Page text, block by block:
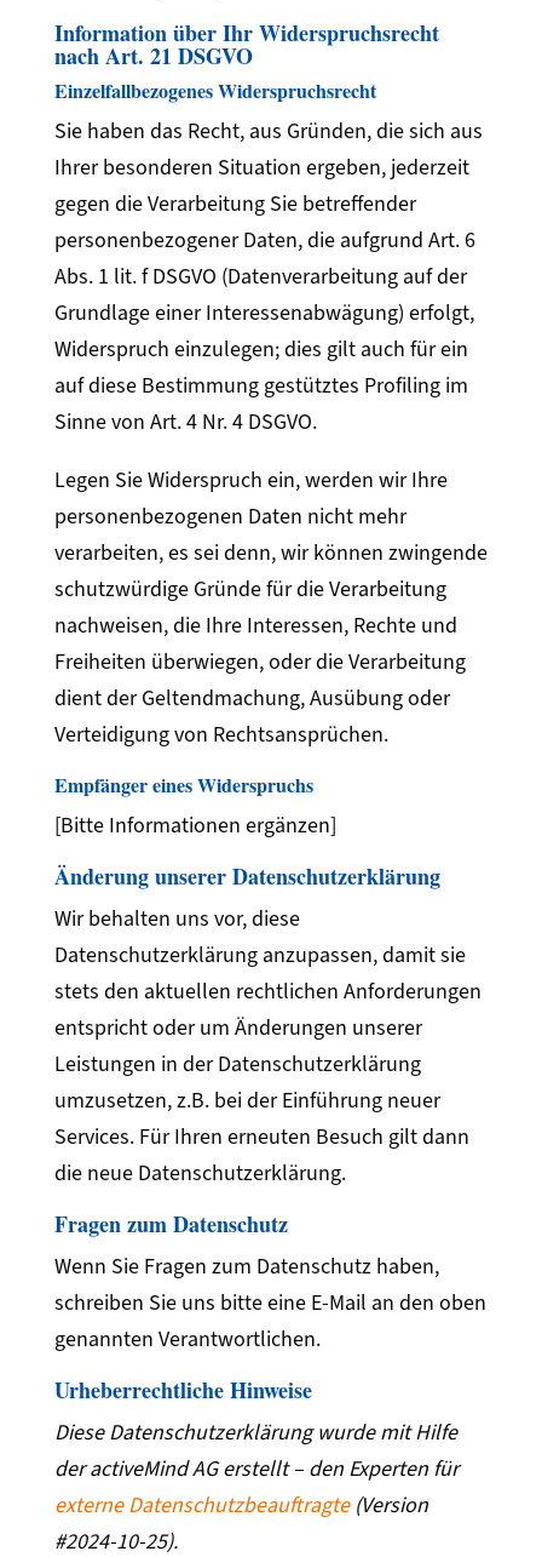
Information über Ihr Widerspruchsrecht
nach Art. 21 DSGVO
Einzelfallbezogenes Widerspruchsrecht
Sie haben das Recht, aus Gründen, die sich aus
Ihrer besonderen Situation ergeben, jederzeit
gegen die Verarbeitung Sie betreffender
personenbezogener Daten, die aufgrund Art. 6
Abs. 1 lit. f DSGVO (Datenverarbeitung auf der
Grundlage einer Interessenabwägung) erfolgt,
Widerspruch einzulegen; dies gilt auch für ein
auf diese Bestimmung gestütztes Profiling im
Sinne von Art. 4 Nr. 4 DSGVO.
Legen Sie Widerspruch ein, werden wir Ihre
personenbezogenen Daten nicht mehr
verarbeiten, es sei denn, wir können zwingende
schutzwürdige Gründe für die Verarbeitung
nachweisen, die Ihre Interessen, Rechte und
Freiheiten überwiegen, oder die Verarbeitung
dient der Geltendmachung, Ausübung oder
Verteidigung von Rechtsansprüchen.
Empfänger eines Widerspruchs
[Bitte Informationen ergänzen]
Änderung unserer Datenschutzerklärung
Wir behalten uns vor, diese
Datenschutzerklärung anzupassen, damit sie
stets den aktuellen rechtlichen Anforderungen
entspricht oder um Änderungen unserer
Leistungen in der Datenschutzerklärung
umzusetzen, z.B. bei der Einführung neuer
Services. Für Ihren erneuten Besuch gilt dann
die neue Datenschutzerklärung.
Fragen zum Datenschutz
Wenn Sie Fragen zum Datenschutz haben,
schreiben Sie uns bitte eine E-Mail an den oben
genannten Verantwortlichen.
Urheberrechtliche Hinweise
Diese Datenschutzerklärung wurde mit Hilfe
der activeMind AG erstellt – den Experten für
externe Datenschutzbeauftragte(Version
#2024-10-25).